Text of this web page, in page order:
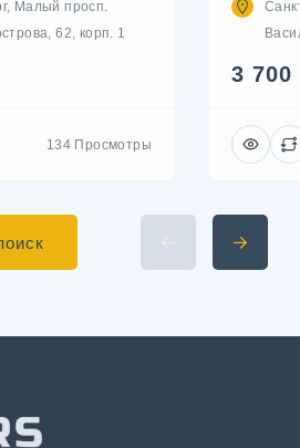
Малый просп.
62, корп. 1
134 Просмотры
3 700